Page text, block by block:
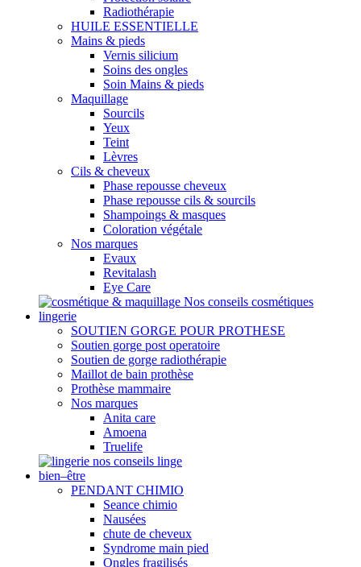
Radiothérapie
HUILE ESSENTIELLE
Mains & pieds
Vernis silicium
Soins des ongles
Soin Mains & pieds
Maquillage
Sourcils
Yeux
Teint
Lèvres
Cils & cheveux
Phase repousse cheveux
Phase repousse cils & sourcils
Shampoings & masques
Coloration végétale
Nos marques
Evaux
Revitalash
Eye Care
Nos conseils cosmétiques
lingerie
SOUTIEN GORGE POUR PROTHESE
Soutien gorge post operatoire
Soutien de gorge radiothérapie
Maillot de bain prothèse
Prothèse mammaire
Nos marques
Anita care
Amoena
Truelife
nos conseils linge
bien–être
PENDANT CHIMIO
Seance chimio
Nausées
chute de cheveux
Syndrome main pied
Ongles fragilisés